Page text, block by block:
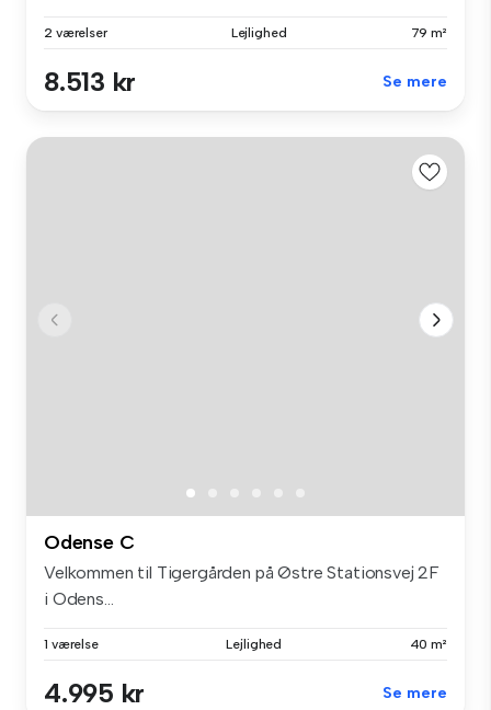
2 værelser Lejlighed 79 m²
8.513 kr Se mere
Odense C
Velkommen til Tigergården på Østre Stationsvej 2F
i Odens...
1 værelse Lejlighed 40 m²
4.995 kr Se mere